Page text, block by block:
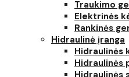
Traukimo
Elektrinės
Rankinės
Hidraulinė įranga
Hidraulinės
Hidraulinės
Hidraulinės